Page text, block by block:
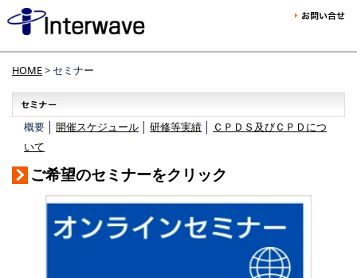
HOME> セミナー
概要 │ 開催スケジュール 研修等実績
ＣＰＤＳ及びＣＰＤにつ
いて
ご希望のセミナーをクリック